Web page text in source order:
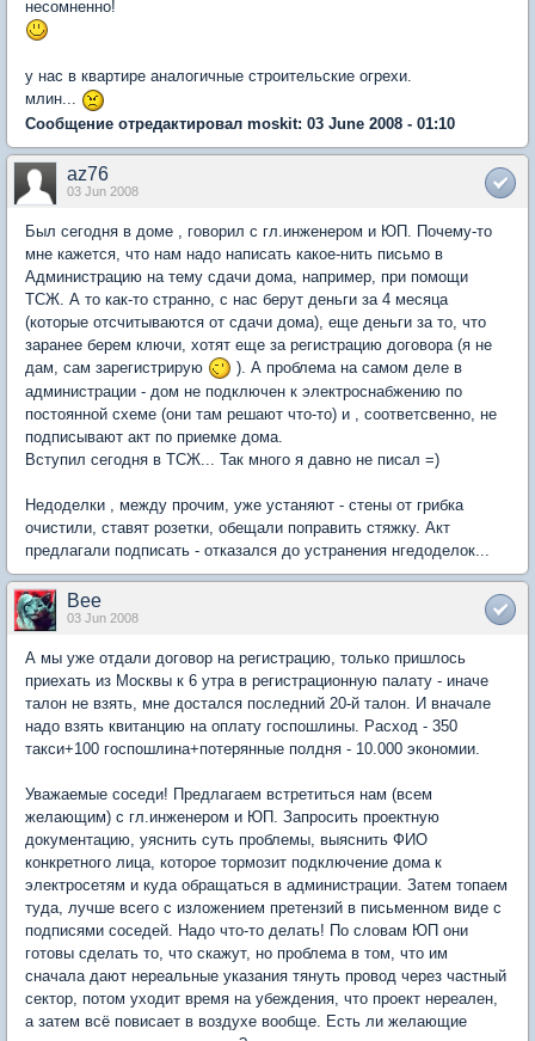
несомненно!
у нас в квартире аналогичные строительские огрехи.
млин...
Сообщение отредактировал moskit: 03 June 2008 - 01:10
az76
03 Jun 2008
Был сегодня в доме , говорил с гл.инженером и ЮП. Почему-то
мне кажется, что нам надо написать какое-нить письмо в
Администрацию на тему сдачи дома, например, при помощи
ТСЖ. А то как-то странно, с нас берут деньги за 4 месяца
(которые отсчитываются от сдачи дома), еще деньги за то, что
заранее берем ключи, хотят еще за регистрацию договора (я не
дам, сам зарегистрирую
). А проблема на самом деле в
администрации - дом не подключен к электроснабжению по
постоянной схеме (они там решают что-то) и , соответсвенно, не
подписывают акт по приемке дома.
Вступил сегодня в ТСЖ... Так много я давно не писал =)
Недоделки , между прочим, уже устаняют - стены от грибка
очистили, ставят розетки, обещали поправить стяжку. Акт
предлагали подписать - отказался до устранения нгедоделок...
Bee
03 Jun 2008
А мы уже отдали договор на регистрацию, только пришлось
приехать из Москвы к 6 утра в регистрационную палату - иначе
талон не взять, мне достался последний 20-й талон. И вначале
надо взять квитанцию на оплату госпошлины. Расход - 350
такси+100 госпошлина+потерянные полдня - 10.000 экономии.
Уважаемые соседи! Предлагаем встретиться нам (всем
желающим) с гл.инженером и ЮП. Запросить проектную
документацию, уяснить суть проблемы, выяснить ФИО
конкретного лица, которое тормозит подключение дома к
электросетям и куда обращаться в администрации. Затем топаем
туда, лучше всего с изложением претензий в письменном виде с
подписями соседей. Надо что-то делать! По словам ЮП они
готовы сделать то, что скажут, но проблема в том, что им
сначала дают нереальные указания тянуть провод через частный
сектор, потом уходит время на убеждения, что проект нереален,
а затем всё повисает в воздухе вообще. Есть ли желающие